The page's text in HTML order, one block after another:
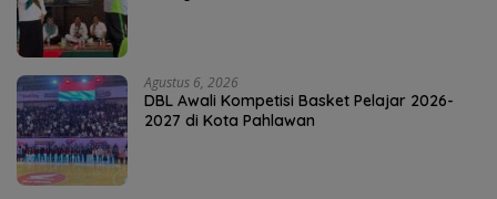
Agustus 6, 2026
DBL Awali Kompetisi Basket Pelajar 2026-
2027 di Kota Pahlawan